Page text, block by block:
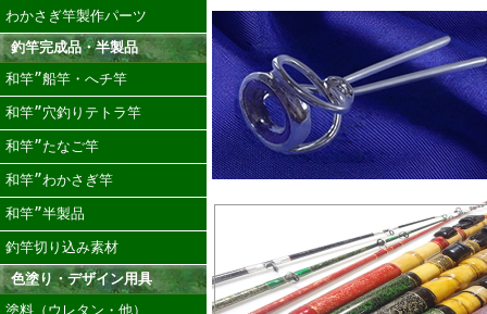
わかさぎ竿製作パーツ
釣竿完成品・半製品
和竿”船竿・へチ竿
和竿”穴釣りテトラ竿
和竿”たなご竿
和竿”わかさぎ竿
和竿”半製品
釣竿切り込み素材
色塗り・デザイン用具
塗料（ウレタン・他）